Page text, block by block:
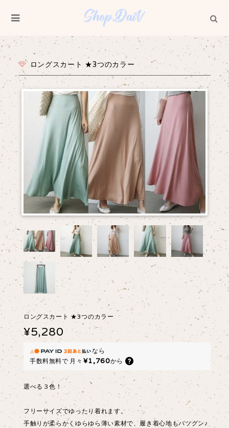
ロングスカート ★3つのカラー
ロングスカート ★3つのカラー
¥5,280
なら
手数料無料で 月々 ¥1,760から
選べる３色！
フリーサイズでゆったり着れます。
手触りが柔らかくゆらゆら薄い素材で、履き着心地もバツグン♪